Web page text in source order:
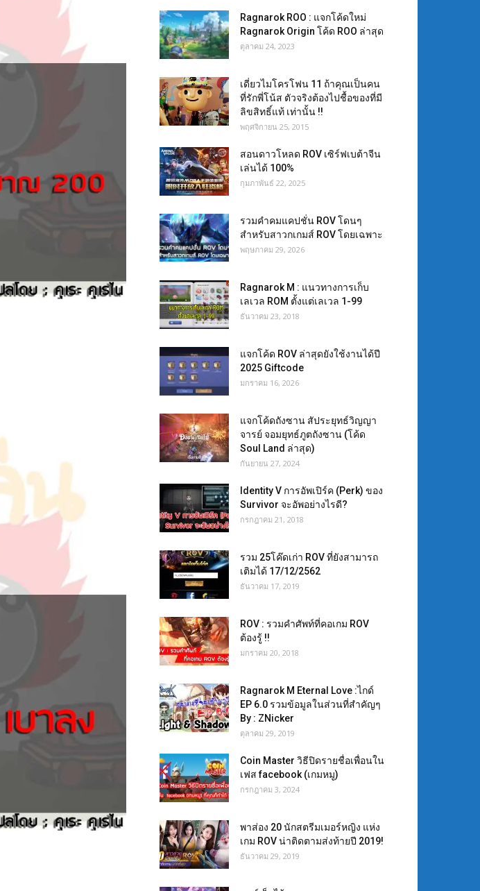
Ragnarok ROO : แจกโค้ดใหม่
Ragnarok Origin โค้ด ROO ล่าสุด
ตุลาคม 24, 2023
เดี่ยวไมโครโฟน 11 ถ้าคุณเป็นคน
ที่รักพี่โน้ส ตัวจริงต้องไปชื้อของที่มี
ลิขสิทธิ์แท้ เท่านั้น !!
พฤศจิกายน 25, 2015
สอนดาวโหลด ROV เซิร์ฟเบต้าจีน
เล่นได้ 100%
กุมภาพันธ์ 22, 2025
รวมคำคมแคปชั่น ROV โดนๆ
สำหรับสาวกเกมส์ ROV โดยเฉพาะ
พฤษภาคม 29, 2026
Ragnarok M : แนวทางการเก็บ
เลเวล ROM ตั้งแต่เลเวล 1-99
ธันวาคม 23, 2018
แจกโค้ด ROV ล่าสุดยังใช้งานได้ปี
2025 Giftcode
มกราคม 16, 2026
แจกโค้ดถังซาน สัประยุทธ์วิญญา
จารย์ จอมยุทธ์ภูตถังซาน (โค้ด
Soul Land ล่าสุด)
กันยายน 27, 2024
Identity V การอัพเปิร์ค (Perk) ของ
Survivor จะอัพอย่างไรดี?
กรกฎาคม 21, 2018
รวม 25โค๊ดเก่า ROV ที่ยังสามารถ
เติมได้ 17/12/2562
ธันวาคม 17, 2019
ROV : รวมคำศัพท์ที่คอเกม ROV
ต้องรู้ !!
มกราคม 20, 2018
Ragnarok M Eternal Love :ไกด์
EP 6.0 รวมข้อมูลในส่วนที่สำคัญๆ
By : ZNicker
ตุลาคม 29, 2019
Coin Master วิธีปิดรายชื่อเพื่อนใน
เฟส facebook (เกมหมู)
กรกฎาคม 3, 2024
พาส่อง 20 นักสตรีมเมอร์หญิง แห่ง
เกม ROV น่าติดตามส่งท้ายปี 2019!
ธันวาคม 29, 2019